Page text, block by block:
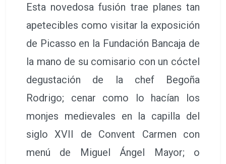
Esta novedosa fusión trae planes tan
apetecibles como visitar la exposición
de Picasso en la Fundación Bancaja de
la mano de su comisario con un cóctel
degustación de la chef Begoña
Rodrigo; cenar como lo hacían los
monjes medievales en la capilla del
siglo XVII de Convent Carmen con
menú de Miguel Ángel Mayor; o